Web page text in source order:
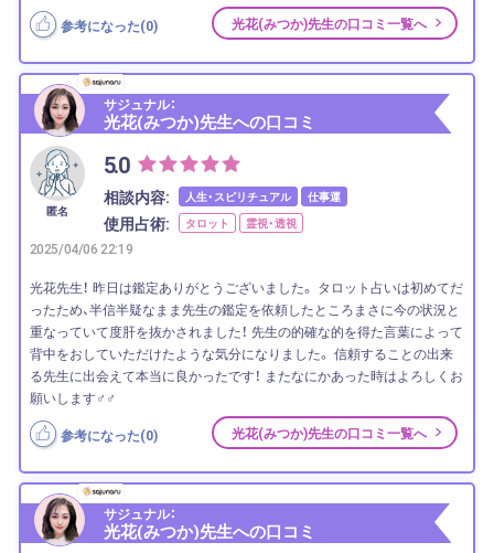
参考になった(0) 光花(みつか)先生の口コミ一覧へ
サジュナル：
光花(みつか)先生への口コミ
匿名
5.0
相談内容: 人生・スピリチュアル 仕事運
使用占術: タロット 霊視・透視
2025/04/06 22:19
光花先生！ 昨日は鑑定ありがとうございました。 タロット占いは初めてだ
ったため、半信半疑なまま先生の鑑定を依頼したところまさに今の状況と
重なっていて度肝を抜かされました！ 先生の的確な的を得た言葉によって
背中をおしていただけたような気分になりました。 信頼することの出来
る先生に出会えて本当に良かったです！ またなにかあった時はよろしくお
願いします‍♂️‍♂️
参考になった(0) 光花(みつか)先生の口コミ一覧へ
サジュナル：
光花(みつか)先生への口コミ